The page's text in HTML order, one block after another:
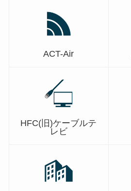
ACT-Air
HFC(旧)ケーブルテ
レビ